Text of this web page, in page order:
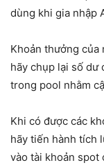
dùng khi gia nhập
Khoản thưởng của
hãy chụp lại số dư
trong pool nhằm
Khi có được các
hãy tiến hành tích
vào tài khoản spot